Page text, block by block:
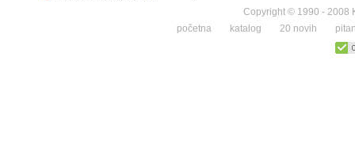
Copyright © 1990 - 2008
početna
katalog 20 novih